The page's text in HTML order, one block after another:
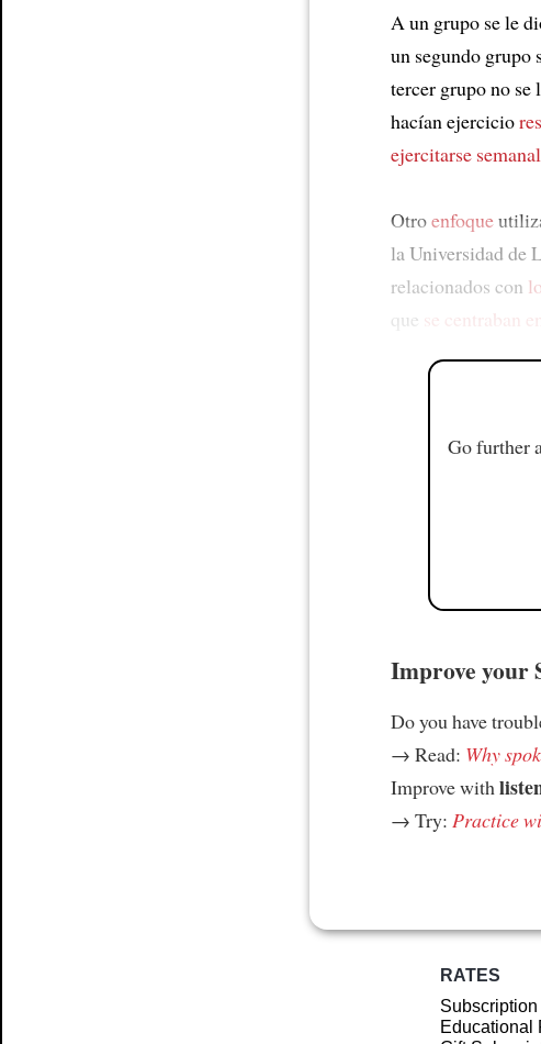
A un grupo se le
un segundo grupo
tercer grupo no
hacían ejercicio
ejercitarse
Otroenfoque
la Universidad de
relacionados con
que se centraban
Go further
Improve your
Do you have
→ Read: Why
Improve with
→ Try: Practice
RATES
Educational